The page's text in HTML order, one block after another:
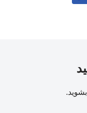
.